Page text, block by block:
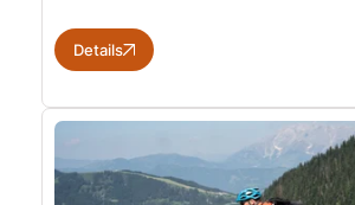
Details